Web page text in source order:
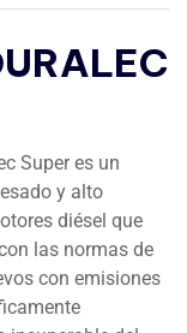
Super es un
y alto
diésel que
las normas de
con emisiones